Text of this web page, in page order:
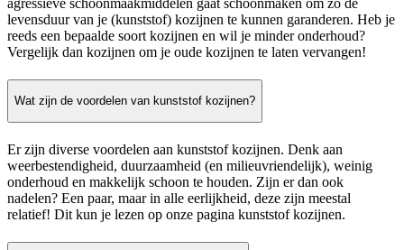
levensduur van je (kunststof) kozijnen te kunnen garanderen. Heb je
reeds een bepaalde soort kozijnen en wil je minder onderhoud?
Vergelijk dan kozijnen om je oude kozijnen te laten vervangen!
Wat zijn de voordelen van kunststof kozijnen?
Er zijn diverse voordelen aan kunststof kozijnen. Denk aan
weerbestendigheid, duurzaamheid (en milieuvriendelijk), weinig
onderhoud en makkelijk schoon te houden. Zijn er dan ook
nadelen? Een paar, maar in alle eerlijkheid, deze zijn meestal
relatief! Dit kun je lezen op onze pagina kunststof kozijnen.